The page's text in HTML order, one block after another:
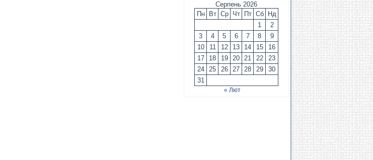
Серпень 2026
Пн
Вт Ср Чт Пт Сб
Нд
1
2
3
4 5 6 7 8
9
10
11 12 13 14 15
16
17
18 19 20 21 22
23
24
25 26 27 28 29
30
31
« Лют